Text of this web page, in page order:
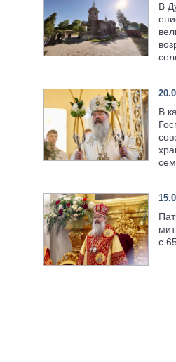
В
В
с